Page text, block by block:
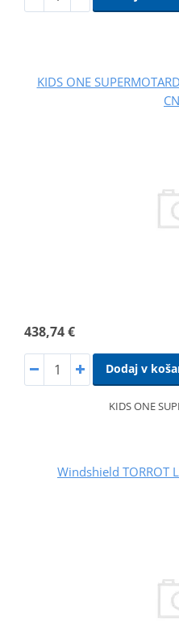
KIDS ONE
438,74 €
Dodaj v
KIDS ONE
Windshield TORROT